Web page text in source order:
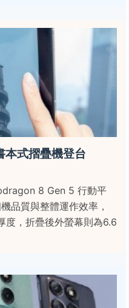
式摺疊機登台
8 Gen 5 行動平
品質與整體運作效率，
度，折疊後外螢幕則為6.6